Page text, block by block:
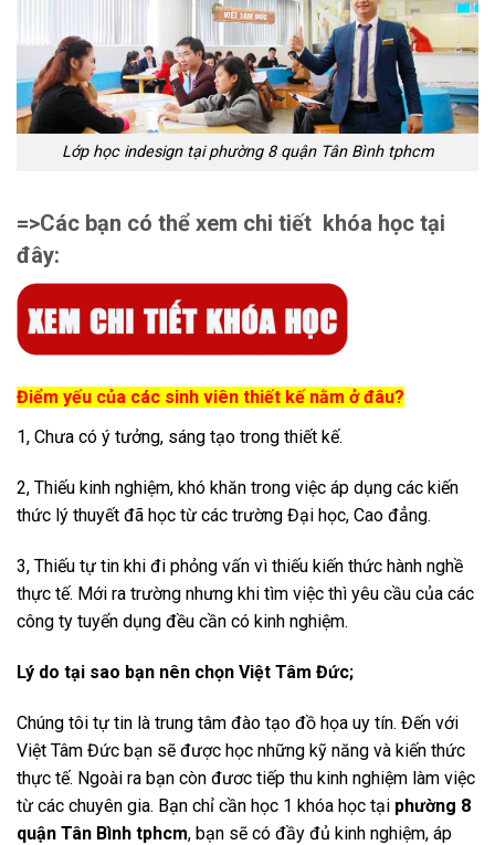
Lớp học indesign tại phường 8 quận Tân Bình tphcm
=>Các bạn có thể xem chi tiết khóa học tại
đây:
Điểm yếu của các sinh viên thiết kế nằm ở đâu?
1, Chưa có ý tưởng, sáng tạo trong thiết kế.
2, Thiếu kinh nghiệm, khó khăn trong việc áp dụng các kiến
thức lý thuyết đã học từ các trường Đại học, Cao đẳng.
3, Thiếu tự tin khi đi phỏng vấn vì thiếu kiến thức hành nghề
thực tế. Mới ra trường nhưng khi tìm việc thì yêu cầu của các
công ty tuyển dụng đều cần có kinh nghiệm.
Lý do tại sao bạn nên chọn Việt Tâm Đức;
Chúng tôi tự tin là trung tâm đào tạo đồ họa uy tín. Đến với
Việt Tâm Đức bạn sẽ được học những kỹ năng và kiến thức
thực tế. Ngoài ra bạn còn đươc tiếp thu kinh nghiệm làm việc
từ các chuyên gia. Bạn chỉ cần học 1 khóa học tại phường 8
quận Tân Bình tphcm, bạn sẽ có đầy đủ kinh nghiệm, áp